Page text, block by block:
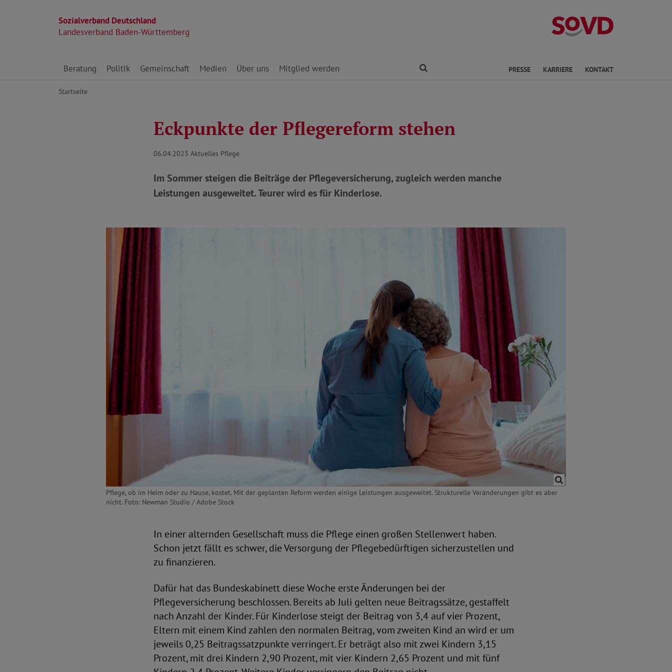
Sozialverband Deutschland
Landesverband Baden-Württemberg
Landesverband
Direkt zu den Inhalten springen
Beratung Politik Gemeinschaft Medien Über uns Mitglied werden PRESSE KARRIERE KONTAKT
Startseite
Eckpunkte der Pflegereform stehen
06.04.2023 Aktuelles Pflege
Im Sommer steigen die Beiträge der Pflegeversicherung, zugleich werden manche
Leistungen ausgeweitet. Teurer wird es für Kinderlose.
Pflege, ob im Heim oder zu Hause, kostet. Mit der geplanten Reform werden einige Leistungen ausgeweitet. Strukturelle Veränderungen gibt es aber
nicht. Foto: Newman Studio / Adobe Stock
In einer alternden Gesellschaft muss die Pflege einen großen Stellenwert haben.
Schon jetzt fällt es schwer, die Versorgung der Pflegebedürftigen sicherzustellen und
zu finanzieren.
Dafür hat das Bundeskabinett diese Woche erste Änderungen bei der
Pflegeversicherung beschlossen. Bereits ab Juli gelten neue Beitragssätze, gestaffelt
nach Anzahl der Kinder. Für Kinderlose steigt der Beitrag von 3,4 auf vier Prozent,
Eltern mit einem Kind zahlen den normalen Beitrag, vom zweiten Kind an wird er um
jeweils 0,25 Beitragssatzpunkte verringert. Er beträgt also mit zwei Kindern 3,15
Prozent, mit drei Kindern 2,90 Prozent, mit vier Kindern 2,65 Prozent und mit fünf